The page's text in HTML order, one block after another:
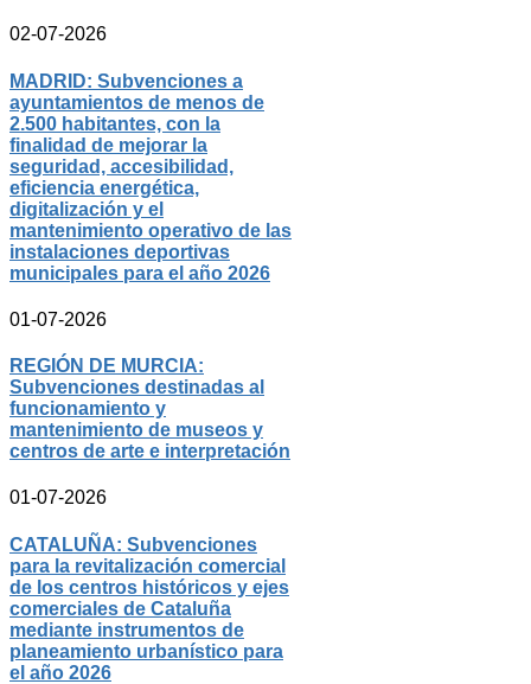
02-07-2026
MADRID: Subvenciones a
ayuntamientos de menos de
2.500 habitantes, con la
finalidad de mejorar la
seguridad, accesibilidad,
eficiencia energética,
digitalización y el
mantenimiento operativo de las
instalaciones deportivas
municipales para el año 2026
01-07-2026
REGIÓN DE MURCIA:
Subvenciones destinadas al
funcionamiento y
mantenimiento de museos y
centros de arte e interpretación
01-07-2026
CATALUÑA: Subvenciones
para la revitalización comercial
de los centros históricos y ejes
comerciales de Cataluña
mediante instrumentos de
planeamiento urbanístico para
el año 2026